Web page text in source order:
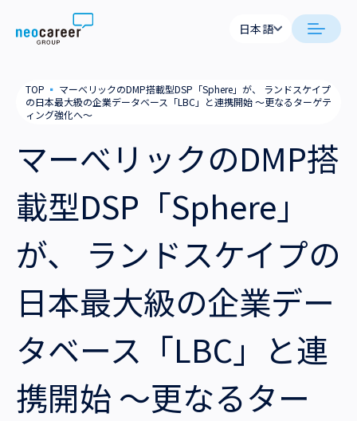
Skip to content
日本語
English
代表メッセージ
私たちの考え方
採用支援
就労支援
業務支援
企業情報
会社概要
役員一覧
拠点一覧
沿革・受賞歴
ニュース
サステナビリティ
採用情報
日本語
English
TOP ▪ マーべリックのDMP搭載型DSP「Sphere」が、 ランドスケイプ
の日本最大級の企業データベース「LBC」と連携開始 ～更なるターゲテ
ィング強化へ～
マーべリックのDMP搭
載型DSP「Sphere」
が、 ランドスケイプの
日本最大級の企業デー
タベース「LBC」と連
携開始 ～更なるター